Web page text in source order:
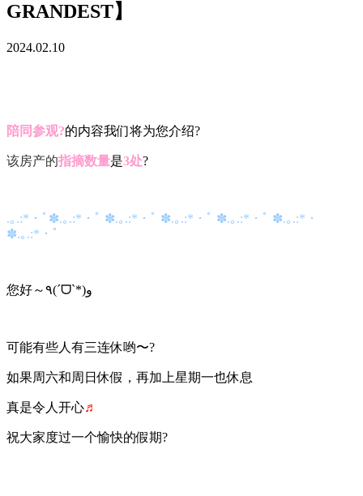
GRANDEST】
2024.02.10
陪同参观‍?的内容我们将为您介绍?
该房产的指摘数量是3处?
.｡.:*・ﾟ✽.｡.:*・ﾟ ✽.｡.:*・ﾟ ✽.｡.:*・ﾟ ✽.｡.:*・ﾟ ✽.｡.:*・
✽.｡.:*・ﾟ
您好～ ٩(ˊᗜˋ*)و
可能有些人有三连休哟〜?
如果周六和周日休假，再加上星期一也休息
真是令人开心♬
祝大家度过一个愉快的假期?